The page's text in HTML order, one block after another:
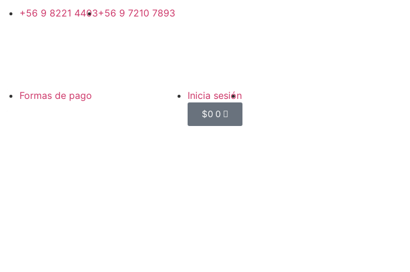
+56 9 8221 4403+56 9 7210 7893
Formas de pago Inicia sesión
$0 0